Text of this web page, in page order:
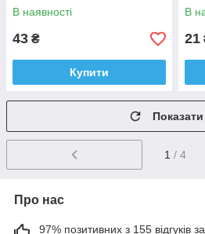
В наявності
43 ₴
Купити
В
21
1 / 4
Про нас
97% позитивних з 155 відгуків за